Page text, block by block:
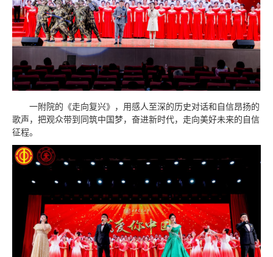
一附院的《走向复兴》，用感人至深的历史对话和自信昂扬的
歌声，把观众带到同筑中国梦，奋进新时代，走向美好未来的自信
征程。